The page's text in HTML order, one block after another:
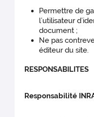
Permettre de
l’utilisateur
document ;
Ne pas
éditeur du site.
RESPONSABILITES
Responsabilité